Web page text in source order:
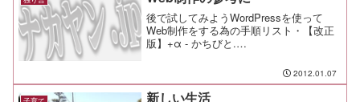
後で試してみようWordPressを使って
Web制作をする為の手順リスト・【改正
版】+α - かちびと.
process-lists-update.htmlこれも。 - ...
2012.01.07
新しい生活